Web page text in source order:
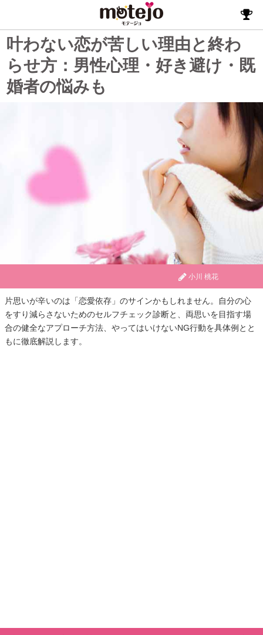
叶わない恋が苦しい理由と終わ
らせ方：男性心理・好き避け・既
婚者の悩みも
小川 桃花
片思いが辛いのは「恋愛依存」のサインかもしれません。自分の心
をすり減らさないためのセルフチェック診断と、両思いを目指す場
合の健全なアプローチ方法、やってはいけないNG行動を具体例とと
もに徹底解説します。